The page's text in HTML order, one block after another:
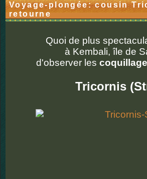
Voyage-plongée: cousin
retourne
Quoi de plus
à Kembali, île de
d'observer les
Tricornis